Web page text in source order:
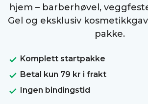
hjem – barberhøvel,
Gel og eksklusiv
pakke.
Komplett startpakke
Betal kun 79 kr i frakt
Ingen bindingstid